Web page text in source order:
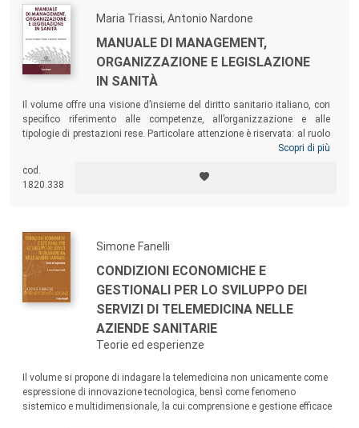
Maria Triassi, Antonio Nardone
MANUALE DI MANAGEMENT,
ORGANIZZAZIONE E LEGISLAZIONE
IN SANITÀ
Il volume offre una visione d’insieme del diritto sanitario italiano, con
specifico riferimento alle competenze, all’organizzazione e alle
tipologie di prestazioni rese. Particolare attenzione è riservata: al ruolo
dei privati nell’erogazione di prestazioni sanitarie; al quadro normativo
rapporto di lavoro con gli enti del SSN; all’innovativa tematica
dell’intelligenza artificiale; agli aspetti del controllo di gestione e del
Scopri di più
cod.
1820.338
Simone Fanelli
CONDIZIONI ECONOMICHE E
GESTIONALI PER LO SVILUPPO DEI
SERVIZI DI TELEMEDICINA NELLE
AZIENDE SANITARIE
Teorie ed esperienze
Il volume si propone di indagare la telemedicina non unicamente come
espressione di innovazione tecnologica, bensì come fenomeno
sistemico e multidimensionale, la cui comprensione e gestione efficace